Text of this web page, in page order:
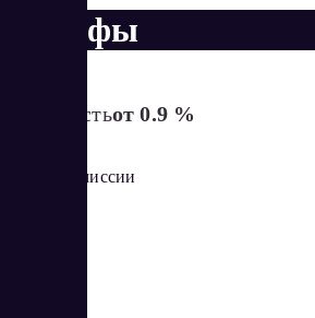
Тарифы
Стоимостьот 0.9 %
Сплит комиссии